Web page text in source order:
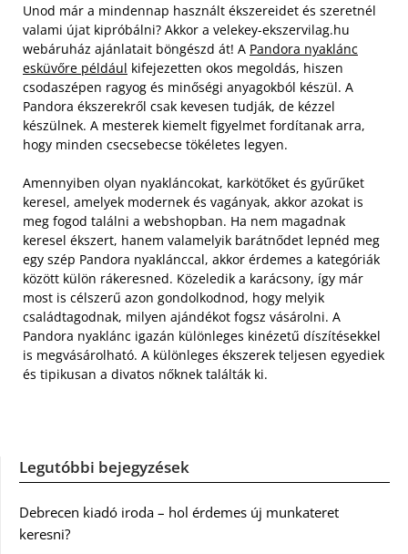
Unod már a mindennap használt ékszereidet és szeretnél
valami újat kipróbálni? Akkor a velekey-ekszervilag.hu
webáruház ajánlatait böngészd át! A Pandora nyaklánc
esküvőre például kifejezetten okos megoldás, hiszen
csodaszépen ragyog és minőségi anyagokból készül. A
Pandora ékszerekről csak kevesen tudják, de kézzel
készülnek. A mesterek kiemelt figyelmet fordítanak arra,
hogy minden csecsebecse tökéletes legyen.
Amennyiben olyan nyakláncokat, karkötőket és gyűrűket
keresel, amelyek modernek és vagányak, akkor azokat is
meg fogod találni a webshopban. Ha nem magadnak
keresel ékszert, hanem valamelyik barátnődet lepnéd meg
egy szép Pandora nyaklánccal, akkor érdemes a kategóriák
között külön rákeresned. Közeledik a karácsony, így már
most is célszerű azon gondolkodnod, hogy melyik
családtagodnak, milyen ajándékot fogsz vásárolni. A
Pandora nyaklánc igazán különleges kinézetű díszítésekkel
is megvásárolható. A különleges ékszerek teljesen egyediek
és tipikusan a divatos nőknek találták ki.
Legutóbbi bejegyzések
Debrecen kiadó iroda – hol érdemes új munkateret
keresni?